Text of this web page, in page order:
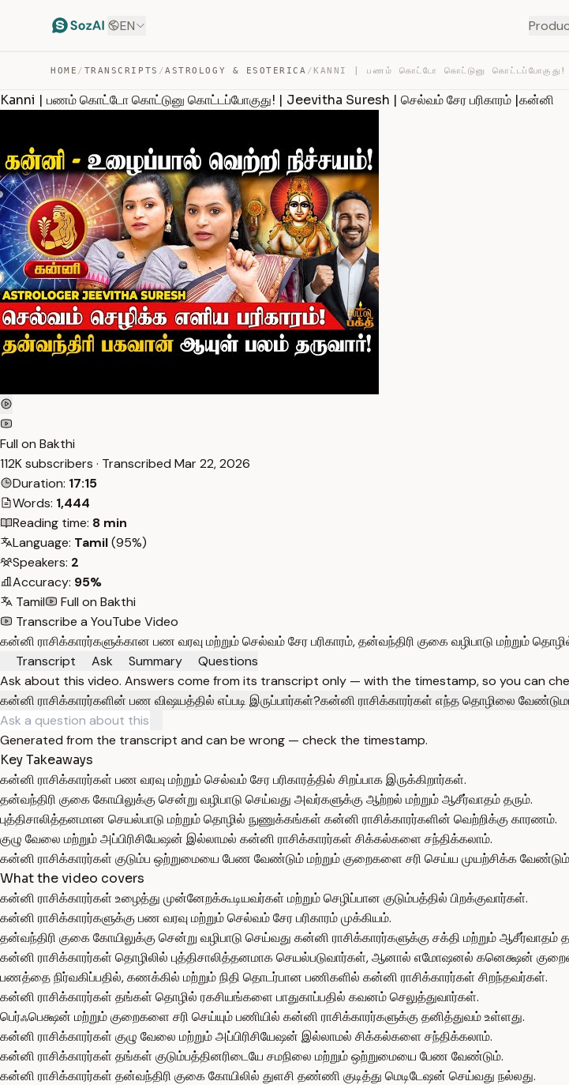
EN
HOME / TRANSCRIPTS /ASTROLOGY & ESOTERICA /
Kanni | பணம் கொட்டோ கொட்டுனு கொட்டப்போகுது! | Jeevitha Suresh | செல்வம் சேர பரிகாரம் |கன்னி
Full on Bakthi
112K subscribers · Transcribed Mar 22, 2026
Duration: 17:15
Words: 1,444
Reading time: 8 min
Language: Tamil(95%)
Speakers: 2
Accuracy: 95%
Tamil
Full on Bakthi
Transcribe a YouTube Video
கன்னி ராசிக்காரர்களுக்கான பண வரவு மற்றும் செல்வம் சேர பரிகாரம், தன்வந்திரி குகை வழிபாடு மற்றும்
Transcript
Ask Summary
Questions
Ask about this video. Answers come from its transcript only — with the timestamp, so you can
கன்னி ராசிக்காரர்களின் பண விஷயத்தில் எப்படி இருப்பார்கள்?கன்னி ராசிக்காரர்கள் எந்த தொழிலை
Generated from the transcript and can be wrong — check the timestamp.
Key Takeaways
கன்னி ராசிக்காரர்கள் பண வரவு மற்றும் செல்வம் சேர பரிகாரத்தில் சிறப்பாக இருக்கிறார்கள்.
தன்வந்திரி குகை கோயிலுக்கு சென்று வழிபாடு செய்வது அவர்களுக்கு ஆற்றல் மற்றும் ஆசீர்வாதம் தரும்.
புத்திசாலித்தனமான செயல்பாடு மற்றும் தொழில் நுணுக்கங்கள் கன்னி ராசிக்காரர்களின் வெற்றிக்கு காரணம்.
குழு வேலை மற்றும் அப்பிரிசியேஷன் இல்லாமல் கன்னி ராசிக்காரர்கள் சிக்கல்களை சந்திக்கலாம்.
கன்னி ராசிக்காரர்கள் குடும்ப ஒற்றுமையை பேண வேண்டும் மற்றும் குறைகளை சரி செய்ய முயற்சிக்க
What the video covers
கன்னி ராசிக்காரர்கள் உழைத்து முன்னேறக்கூடியவர்கள் மற்றும் செழிப்பான குடும்பத்தில் பிறக்குவார்கள்.
கன்னி ராசிக்காரர்களுக்கு பண வரவு மற்றும் செல்வம் சேர பரிகாரம் முக்கியம்.
தன்வந்திரி குகை கோயிலுக்கு சென்று வழிபாடு செய்வது கன்னி ராசிக்காரர்களுக்கு சக்தி மற்றும் ஆசீர்வாதம்
கன்னி ராசிக்காரர்கள் தொழிலில் புத்திசாலித்தனமாக செயல்படுவார்கள், ஆனால் எமோஷனல் கனெக்ஷன்
பணத்தை நிர்வகிப்பதில், கணக்கில் மற்றும் நிதி தொடர்பான பணிகளில் கன்னி ராசிக்காரர்கள் சிறந்தவர்கள்.
கன்னி ராசிக்காரர்கள் தங்கள் தொழில் ரகசியங்களை பாதுகாப்பதில் கவனம் செலுத்துவார்கள்.
பெர்ஃபெக்ஷன் மற்றும் குறைகளை சரி செய்யும் பணியில் கன்னி ராசிக்காரர்களுக்கு தனித்துவம் உள்ளது.
கன்னி ராசிக்காரர்கள் குழு வேலை மற்றும் அப்பிரிசியேஷன் இல்லாமல் சிக்கல்களை சந்திக்கலாம்.
கன்னி ராசிக்காரர்கள் தங்கள் குடும்பத்தினரிடையே சமநிலை மற்றும் ஒற்றுமையை பேண வேண்டும்.
கன்னி ராசிக்காரர்கள் தன்வந்திரி குகை கோயிலில் துளசி தண்ணி குடித்து மெடிடேஷன் செய்வது நல்லது.